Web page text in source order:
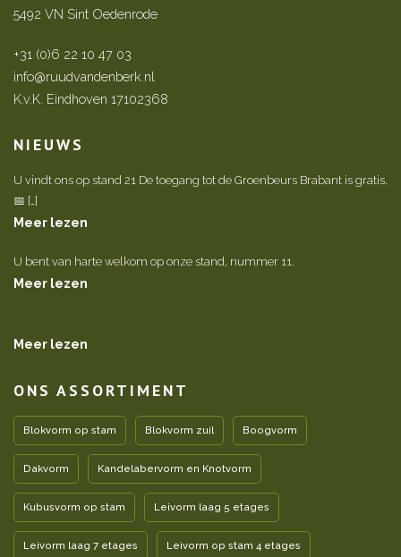
5492 VN Sint Oedenrode
+31 (0)6 22 10 47 03
info@ruudvandenberk.nl
K.v.K. Eindhoven 17102368
NIEUWS
U vindt ons op stand 21 De toegang tot de Groenbeurs Brabant is gratis.
📅 […]
Meer lezen
U bent van harte welkom op onze stand, nummer 11.
Meer lezen
Meer lezen
ONS ASSORTIMENT
Blokvorm op stam Blokvorm zuil Boogvorm
Dakvorm Kandelabervorm en Knotvorm
Kubusvorm op stam Leivorm laag 5 etages
Leivorm laag 7 etages Leivorm op stam 4 etages